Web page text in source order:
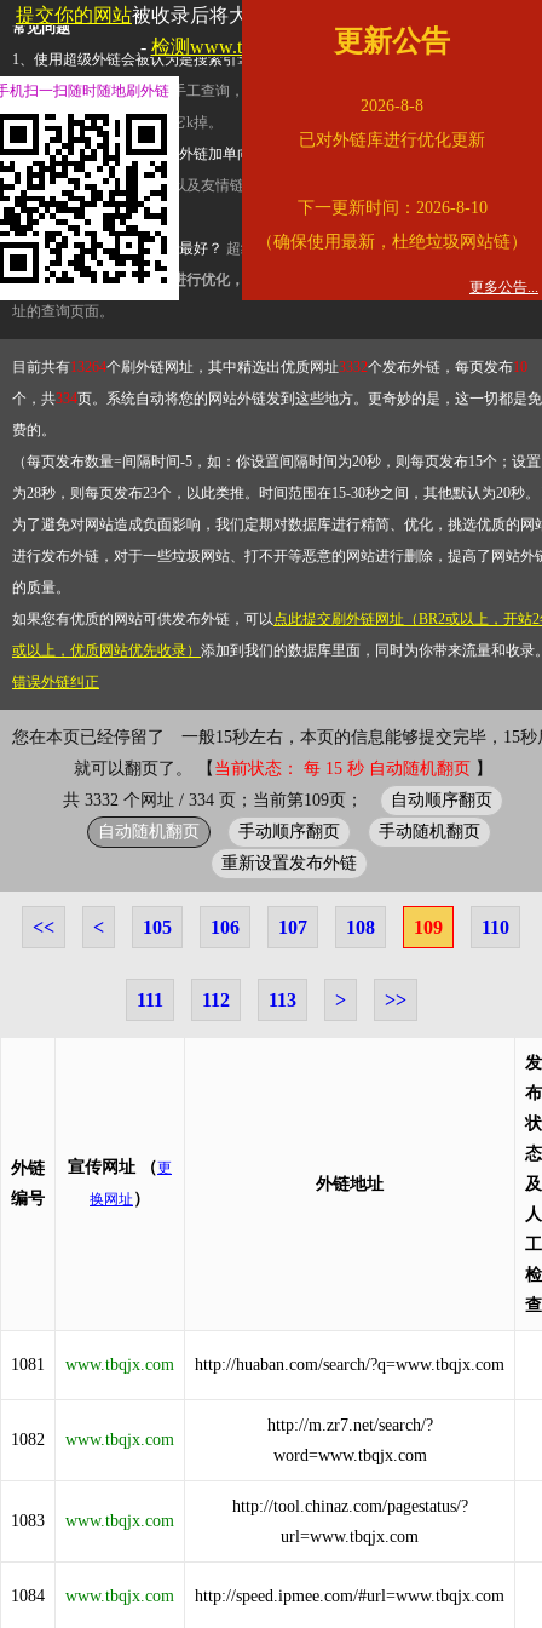
常见问题
1、使用超级外链会被认为是搜索引擎优化作弊吗？ 超级外链只是一个简便而集成
查询工具，模拟的是正常手工查询，不是作弊。如果是作弊，那您可以使用超级外
推广竞争对手的网址，让它k掉。
2、网站优化单纯依靠超级外链加单向链接可行吗？
链，需要结合普通的外链以及友情链接，您可以到站长论坛发布外链，到友情链接
台交换友情链接。
3、如何使用超级外链效果最好？ 超级外链不同于普通的外链，它是动态的链接，
有频繁使用超级外链工具进行优化，才能获得稳定的外链
，最终使搜索引擎收录带
址的查询页面。
目前共有13264个刷外链网址，其中精选出优质网址3332个发布外链，每页发布10
个，共334页。系统自动将您的网站外链发到这些地方。更奇妙的是，这一切都是免
费的。
（每页发布数量=间隔时间-5，如：你设置间隔时间为20秒，则每页发布15个；设置
为28秒，则每页发布23个，以此类推。时间范围在15-30秒之间，其他默认为20秒
为了避免对网站造成负面影响，我们定期对数据库进行精简、优化，挑选优质的网
进行发布外链，对于一些垃圾网站、打不开等恶意的网站进行删除，提高了网站外
的质量。
如果您有优质的网站可供发布外链，可以点此提交刷外链网址（BR2或以上，开站
或以上，优质网站优先收录） 添加到我们的数据库里面，同时为你带来流量和收录
错误外链纠正
您在本页已经停留了
一般15秒左右，本页的信息能够提交完毕，15秒
就可以翻页了。 【 当前状态： 每 15 秒 自动随机翻页 】
共 3332 个网址 / 334 页；当前第109页；
自动顺序翻页
自动随机翻页
手动顺序翻页
手动随机翻页
重新设置发布外链
<< < 105 106 107 108 109 110
111 112 113 > >>
外链
编号
宣传网址 （更
换网址 ）
外链地址
发
布
状
态
及
人
工
检
查
1081 www.tbqjx.com http://huaban.com/search/?q=www.tbqjx.com
1082 www.tbqjx.com
http://m.zr7.net/search/?
word=www.tbqjx.com
1083 www.tbqjx.com
http://tool.chinaz.com/pagestatus/?
url=www.tbqjx.com
1084 www.tbqjx.com http://speed.ipmee.com/#url=www.tbqjx.com
提交你的网站被收录后将大幅提升流量和外链，
- 检测www.tbqjx.com是否收录更新公告
2026-8-8
已对外链库进行优化更新
下一更新时间：2026-8-10
（确保使用最新，杜绝垃圾网站链）
更多公告...
机扫一扫随时随地刷外链